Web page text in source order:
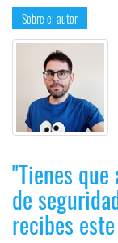
Sobre el autor
"Tienes
de
recibes